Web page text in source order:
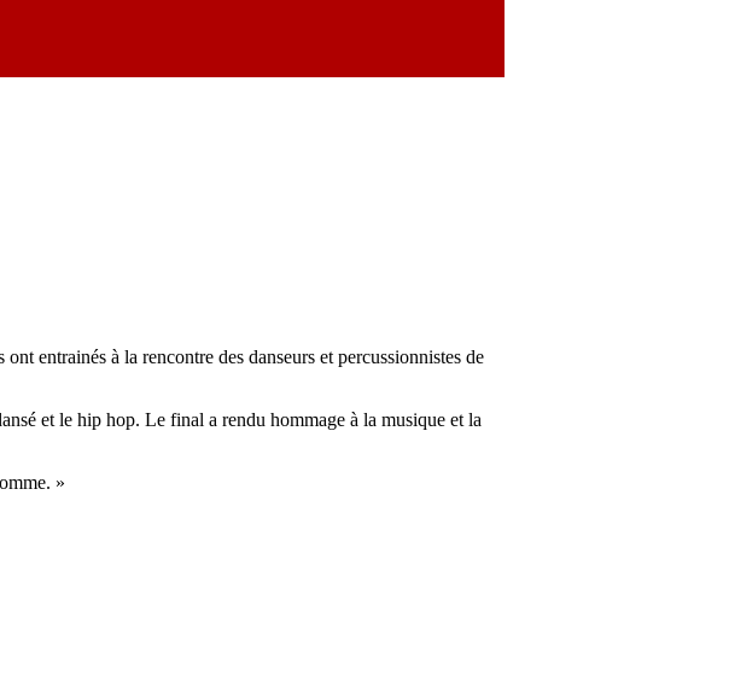
entrainés à la rencontre des danseurs et percussionnistes de
et le hip hop. Le final a rendu hommage à la musique et la
»